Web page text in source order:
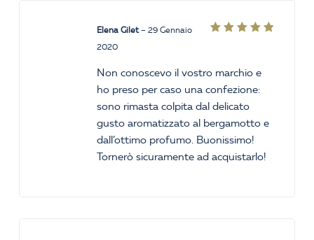
Elena Gilet– 29 Gennaio
2020
Non conoscevo il vostro marchio e
ho preso per caso una confezione:
sono rimasta colpita dal delicato
gusto aromatizzato al bergamotto e
dall’ottimo profumo. Buonissimo!
Tornerò sicuramente ad acquistarlo!